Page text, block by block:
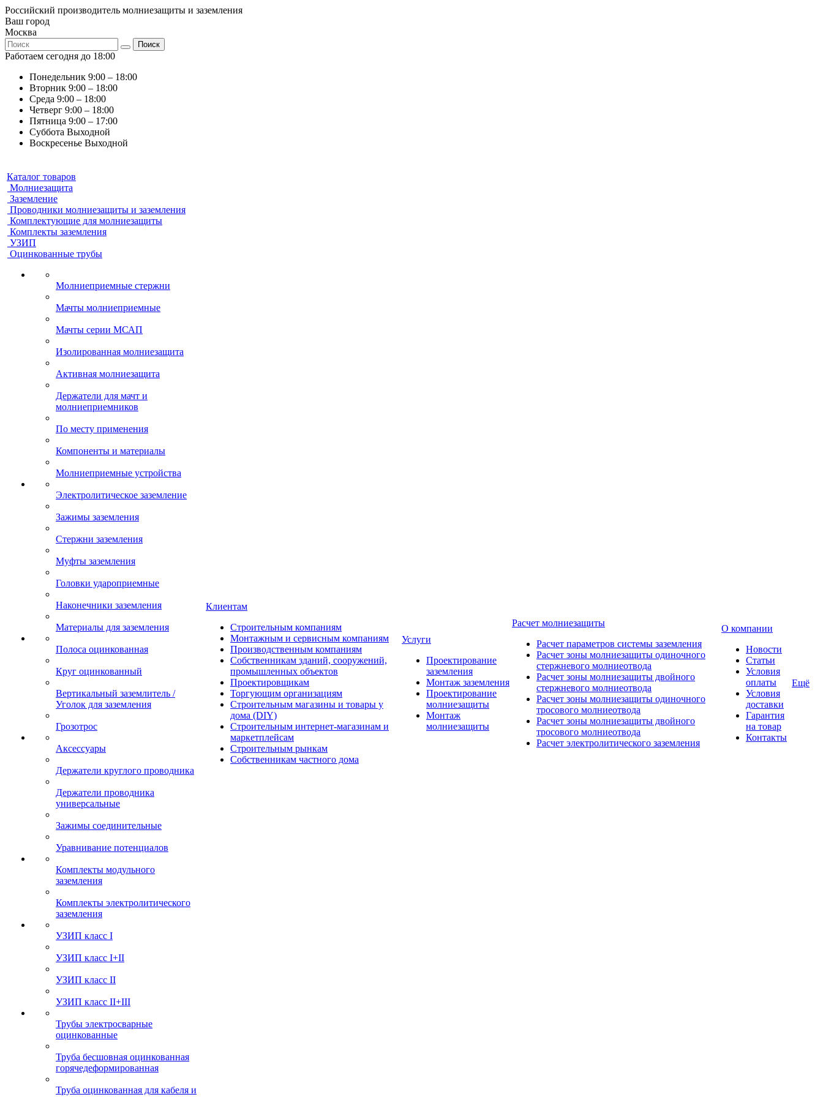
Российский производитель молниезащиты и заземления
Ваш город
Москва
Поиск
Работаем сегодня до 18:00
Понедельник 9:00 – 18:00
Вторник 9:00 – 18:00
Среда 9:00 – 18:00
Четверг 9:00 – 18:00
Пятница 9:00 – 17:00
Суббота Выходной
Воскресенье Выходной
Каталог товаров
Молниезащита
Заземление
Проводники молниезащиты и заземления
Комплектующие для молниезащиты
Комплекты заземления
УЗИП
Оцинкованные трубы
Молниеприемные стержни
Мачты молниеприемные
Мачты серии МСАП
Изолированная молниезащита
Активная молниезащита
Держатели для мачт и
молниеприемников
По месту применения
Компоненты и материалы
Молниеприемные устройства
Электролитическое заземление
Зажимы заземления
Стержни заземления
Муфты заземления
Головки удароприемные
Наконечники заземления
Материалы для заземления
Полоса оцинкованная
Круг оцинкованный
Вертикальный заземлитель /
Уголок для заземления
Грозотрос
Аксессуары
Держатели круглого проводника
Держатели проводника
универсальные
Зажимы соединительные
Уравнивание потенциалов
Комплекты модульного
заземления
Комплекты электролитического
заземления
УЗИП класс I
УЗИП класс I+II
УЗИП класс II
УЗИП класс II+III
Трубы электросварные
оцинкованные
Труба бесшовная оцинкованная
горячедеформированная
Труба оцинкованная для кабеля и
Клиентам
Строительным компаниям
Монтажным и сервисным компаниям
Производственным компаниям
Собственникам зданий, сооружений,
промышленных объектов
Проектировщикам
Торгующим организациям
Строительным магазины и товары у
дома (DIY)
Строительным интернет-магазинам и
маркетплейсам
Строительным рынкам
Собственникам частного дома
Услуги
Проектирование
заземления
Монтаж заземления
Проектирование
молниезащиты
Монтаж
молниезащиты
Расчет молниезащиты
Расчет параметров системы заземления
Расчет зоны молниезащиты одиночного
стержневого молниеотвода
Расчет зоны молниезащиты двойного
стержневого молниеотвода
Расчет зоны молниезащиты одиночного
тросового молниеотвода
Расчет зоны молниезащиты двойного
тросового молниеотвода
Расчет электролитического заземления
О компании
Новости
Статьи
Условия
оплаты
Условия
доставки
Гарантия
на товар
Контакты
Ещё